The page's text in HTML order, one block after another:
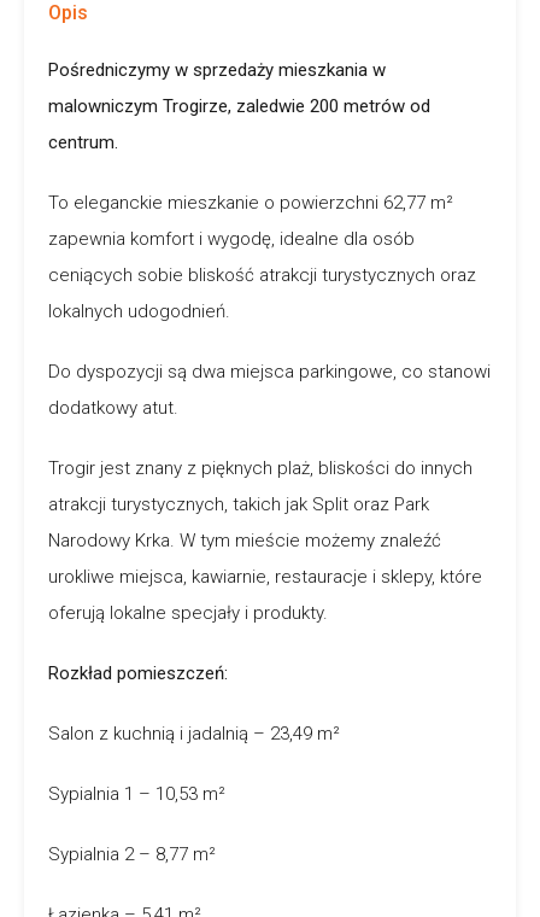
Opis
Pośredniczymy w sprzedaży mieszkania w
malowniczym Trogirze, zaledwie 200 metrów od
centrum.
To eleganckie mieszkanie o powierzchni 62,77 m²
zapewnia komfort i wygodę, idealne dla osób
ceniących sobie bliskość atrakcji turystycznych oraz
lokalnych udogodnień.
Do dyspozycji są dwa miejsca parkingowe, co stanowi
dodatkowy atut.
Trogir jest znany z pięknych plaż, bliskości do innych
atrakcji turystycznych, takich jak Split oraz Park
Narodowy Krka. W tym mieście możemy znaleźć
urokliwe miejsca, kawiarnie, restauracje i sklepy, które
oferują lokalne specjały i produkty.
Rozkład pomieszczeń:
Salon z kuchnią i jadalnią – 23,49 m²
Sypialnia 1 – 10,53 m²
Sypialnia 2 – 8,77 m²